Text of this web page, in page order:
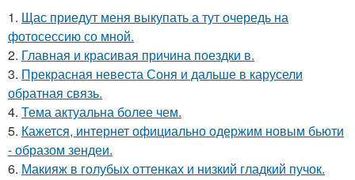
1. Щас приедут меня выкупать а тут очередь на
фотосессию со мной.
2. Главная и красивая причина поездки в.
3. Прекрасная невеста Соня и дальше в карусели
обратная связь.
4. Тема актуальна более чем.
5. Кажется, интернет официально одержим новым бьюти
- образом зендеи.
6. Макияж в голубых оттенках и низкий гладкий пучок.